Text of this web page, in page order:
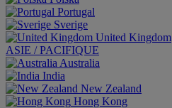
Portugal
Sverige
United Kingdom
ASIE / PACIFIQUE
Australia
India
New Zealand
Hong Kong